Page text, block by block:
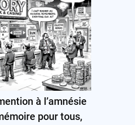
à l’amnésie
pour tous,